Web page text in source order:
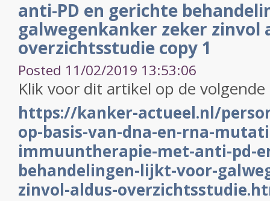
anti-PD en gerichte
galwegenkanker zeker zinvol
overzichtsstudie copy 1
Posted 11/02/2019 13:53:06
Klik voor dit artikel op de
https://kanker-actueel.nl/
op-basis-van-dna-en-rna-
immuuntherapie-met-anti-pd-
behandelingen-lijkt-voor-
zinvol-aldus-